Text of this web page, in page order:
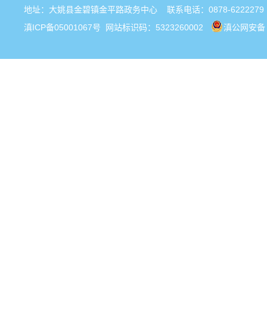
地址：大姚县金碧镇金平路政务中心 联系电话：0878-6222279
滇ICP备05001067号 网站标识码：5323260002 滇公网安